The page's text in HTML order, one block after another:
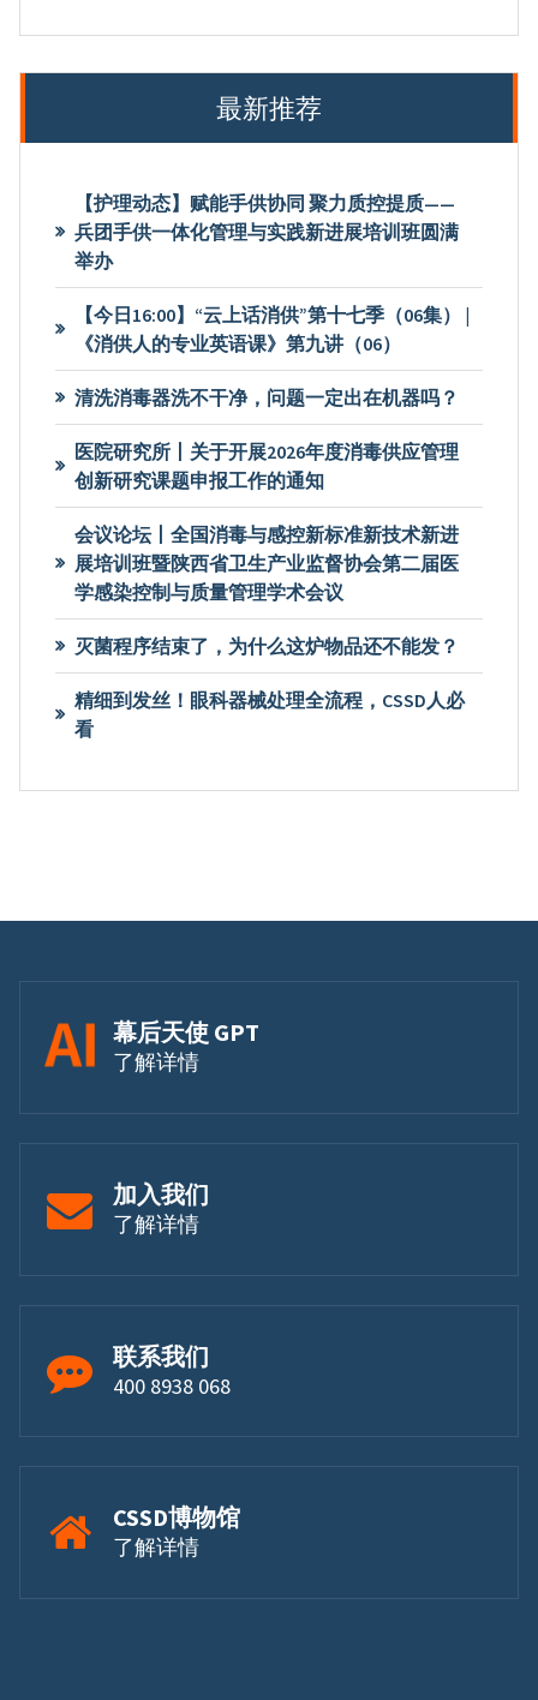
最新推荐
【护理动态】赋能手供协同 聚力质控提质——
兵团手供一体化管理与实践新进展培训班圆满
举办
【今日16:00】“云上话消供”第十七季（06集） |
《消供人的专业英语课》第九讲（06）
清洗消毒器洗不干净，问题一定出在机器吗？
医院研究所丨关于开展2026年度消毒供应管理
创新研究课题申报工作的通知
会议论坛丨全国消毒与感控新标准新技术新进
展培训班暨陕西省卫生产业监督协会第二届医
学感染控制与质量管理学术会议
灭菌程序结束了，为什么这炉物品还不能发？
精细到发丝！眼科器械处理全流程，CSSD人必
看
幕后天使 GPT
了解详情
加入我们
了解详情
联系我们
400 8938 068
CSSD博物馆
了解详情